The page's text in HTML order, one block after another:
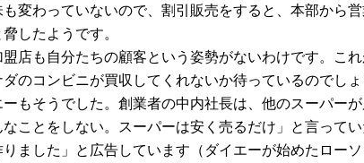
変わっていないので、割引販売をすると、本部から
したようです。
店も自分たちの顧客という姿勢がないわけです。こ
のコンビニが買収してくれないか待っているのでしょ
もそうでした。創業者の中内社長は、他のスーパー
ことをしない。スーパーは安く売るだけ」と言って
ました」と広告しています（ダイエーが始めたロー